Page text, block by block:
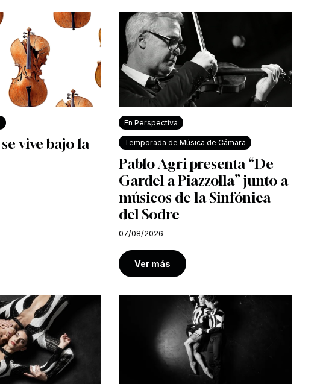
vive bajo la
En Perspectiva
Temporada de Música de Cámara
Pablo Agri presenta “De
Gardel a Piazzolla” junto a
músicos de la Sinfónica
del Sodre
07/08/2026
Ver más